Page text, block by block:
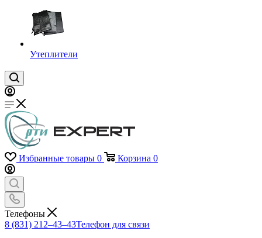
Утеплители
Избранные товары 0 Корзина 0
Телефоны
8 (831) 212–43–43Телефон для связи